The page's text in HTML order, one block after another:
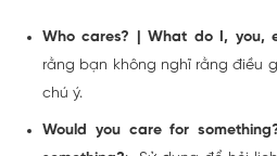
Who cares? | What do I, you,
rằng bạn không nghĩ rằng điều
chú ý.
Would you care for